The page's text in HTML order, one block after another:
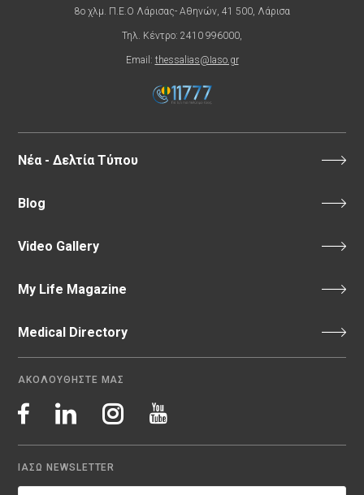
8ο χλμ. Π.Ε.Ο Λάρισας- Αθηνών, 41 500, Λάρισα
Τηλ. Κέντρο: 2410 996000,
Email: thessalias@Iaso.gr
Νέα - Δελτία Τύπου
Blog
Video Gallery
My Life Magazine
Medical Directory
ΑΚΟΛΟΥΘΗΣΤΕ ΜΑΣ
ΙΑΣΩ NEWSLETTER